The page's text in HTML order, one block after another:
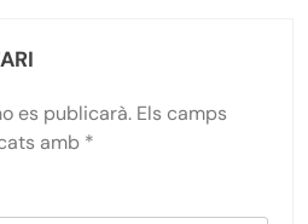
es publicarà. Els camps
amb *